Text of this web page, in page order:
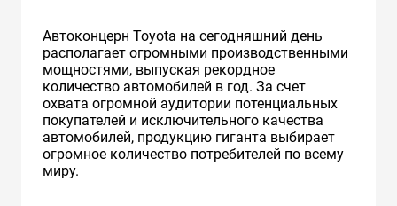
Автоконцерн Toyota на сегодняшний день
располагает огромными производственными
мощностями, выпуская рекордное
количество автомобилей в год. За счет
охвата огромной аудитории потенциальных
покупателей и исключительного качества
автомобилей, продукцию гиганта выбирает
огромное количество потребителей по всему
миру.